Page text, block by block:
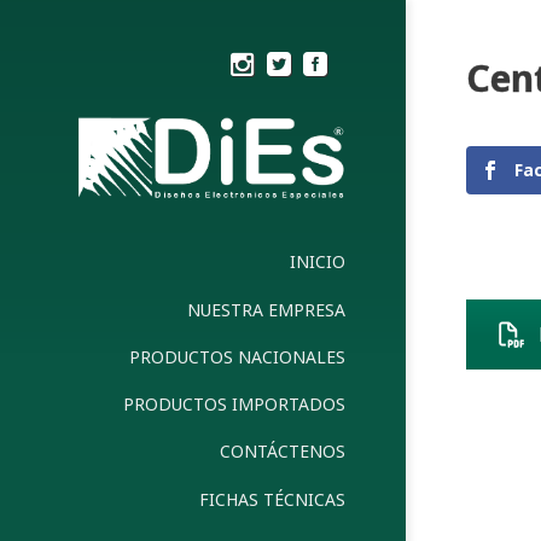
INICIO
NUESTRA EMPRESA
PRODUCTOS NACIONALES
PRODUCTOS IMPORTADOS
CONTÁCTENOS
FICHAS TÉCNICAS